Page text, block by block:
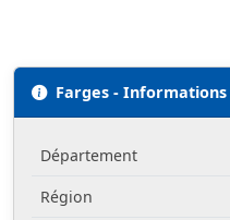
Farges - Informations
Département
Région